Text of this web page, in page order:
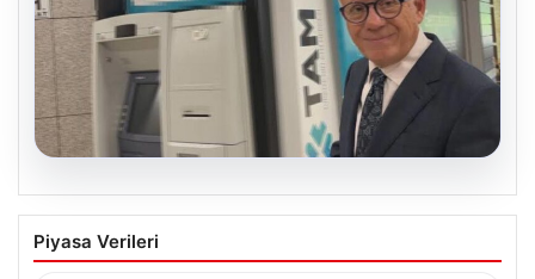
06.08.2026
Ertuğrul Özkök’ün Hakaret İddiaları
Üzerine İfade Verdiği Detaylar
Piyasa Verileri